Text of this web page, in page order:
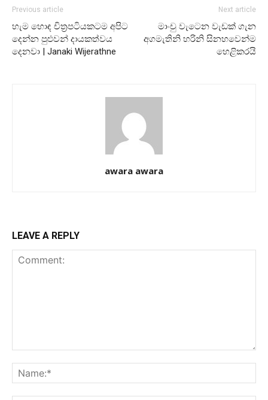
Previous article
හැම හොඳ චිත්‍රපටියකටම අපිට
දෙන්න පුළුවන් දායකත්වය
දෙනවා | Janaki Wijerathne
Next article
මාංචු වැටෙන වැඩක් ගැන
අගමැතිනි හරිනි සිනහවෙන්ම
හෙළිකරයි
awara awara
LEAVE A REPLY